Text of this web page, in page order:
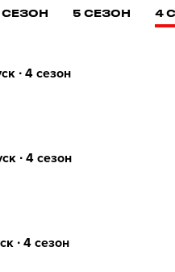
СЕЗОН 5 СЕЗОН 4
∙ 4 сезон
∙ 4 сезон
∙ 4 сезон